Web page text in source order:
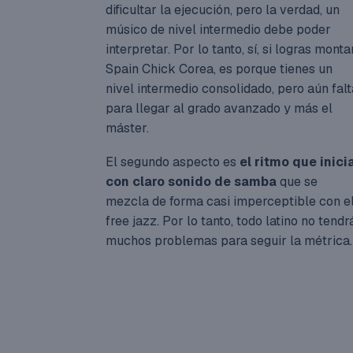
dificultar la ejecución, pero la verdad, un
músico de nivel intermedio debe poder
interpretar. Por lo tanto, sí, si logras
Spain Chick Corea, es porque tienes un
nivel intermedio consolidado, pero aún
para llegar al grado avanzado y más el
máster.
El segundo aspecto es el ritmo que
con claro sonido de sambaque se
mezcla de forma casi imperceptible con
free jazz. Por lo tanto, todo latino no
muchos problemas para seguir la métrica.